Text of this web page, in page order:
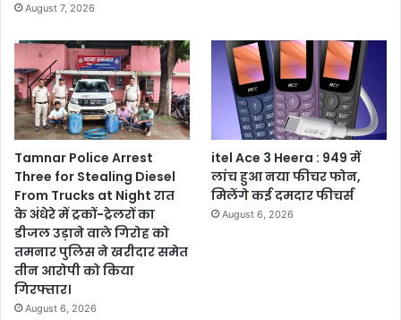
August 7, 2026
Tamnar Police Arrest
Three for Stealing Diesel
From Trucks at Night रात
के अंधेरे में ट्रकों-ट्रेलरों का
डीजल उड़ाने वाले गिरोह को
तमनार पुलिस ने खरीदार समेत
तीन आरोपी को किया
गिरफ्तार।
August 6, 2026
itel Ace 3 Heera : 949 में
लांच हुआ नया फीचर फोन,
मिलेंगे कई दमदार फीचर्स
August 6, 2026